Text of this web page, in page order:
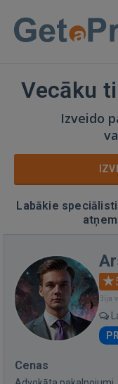
Vecāku
Izveido
Labākie
Bija
Cenas